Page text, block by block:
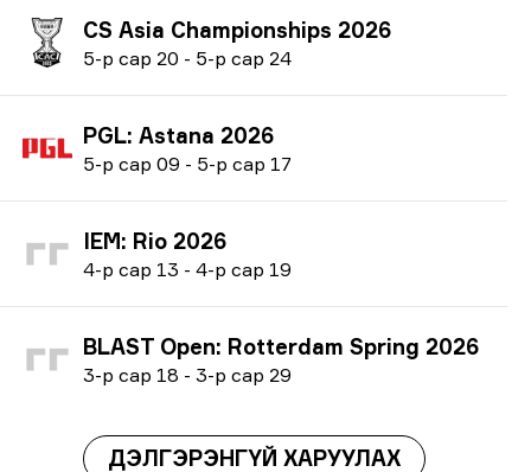
CS Asia Championships 2026
5-р сар 20 - 5-р сар 24
PGL: Astana 2026
5-р сар 09 - 5-р сар 17
IEM: Rio 2026
4-р сар 13 - 4-р сар 19
BLAST Open: Rotterdam Spring 2026
3-р сар 18 - 3-р сар 29
ДЭЛГЭРЭНГҮЙ ХАРУУЛАХ